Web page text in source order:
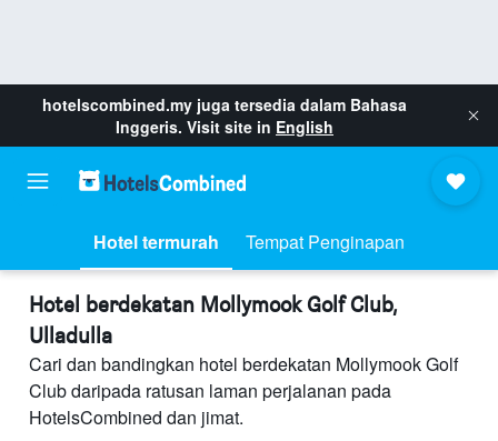
hotelscombined.my juga tersedia dalam Bahasa
Inggeris. Visit site in English
Hotel termurah Tempat Penginapan
Hotel berdekatan Mollymook Golf Club,
Ulladulla
Cari dan bandingkan hotel berdekatan Mollymook Golf
Club daripada ratusan laman perjalanan pada
HotelsCombined dan jimat.